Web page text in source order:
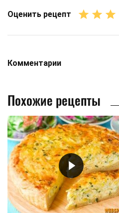
Оценить рецепт
Комментарии
Похожие рецепты